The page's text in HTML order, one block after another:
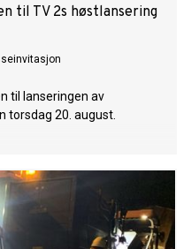
til TV 2s høstlansering
til lanseringen av
torsdag 20. august.